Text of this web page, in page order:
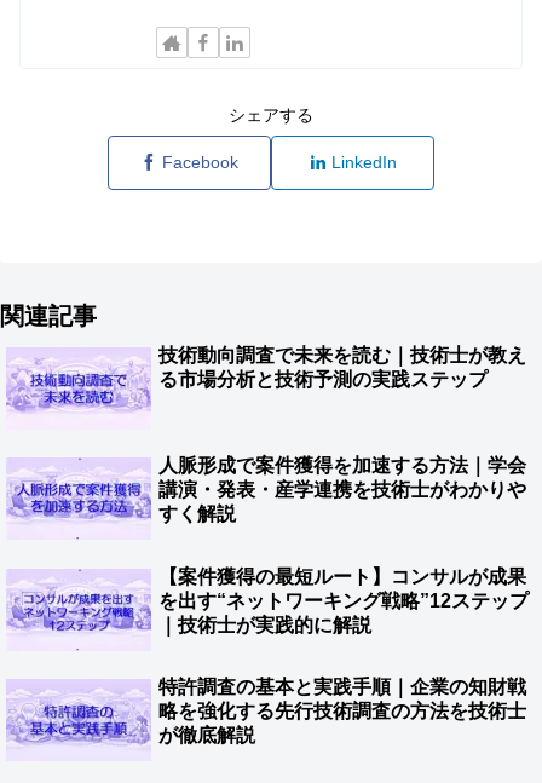
シェアする
Facebook LinkedIn
関連記事
技術動向調査で未来を読む｜技術士が教え
る市場分析と技術予測の実践ステップ
人脈形成で案件獲得を加速する方法｜学会
講演・発表・産学連携を技術士がわかりや
すく解説
【案件獲得の最短ルート】コンサルが成果
を出す“ネットワーキング戦略”12ステップ
｜技術士が実践的に解説
特許調査の基本と実践手順｜企業の知財戦
略を強化する先行技術調査の方法を技術士
が徹底解説